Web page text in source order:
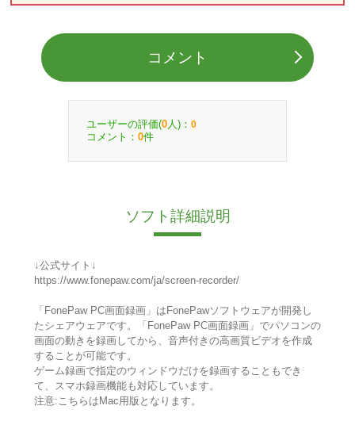
コメント
ユーザーの評価(0 人)： 0
コメント： 0件
ソフト詳細説明
↓公式サイト↓
https://www.fonepaw.com/ja/screen-recorder/
「FonePaw PC画面録画」はFonePawソフトウェアが開発し
たシェアウェアです。「FonePaw PC画面録画」でパソコンの
画面の動きを録画してから、音声付きの高画質ビデオを作成
することが可能です。
ゲーム録画で指定のウィンドウだけを録画することもでき
て、スマホ録画機能も対応しています。
注意:こちらはMac用版となります。